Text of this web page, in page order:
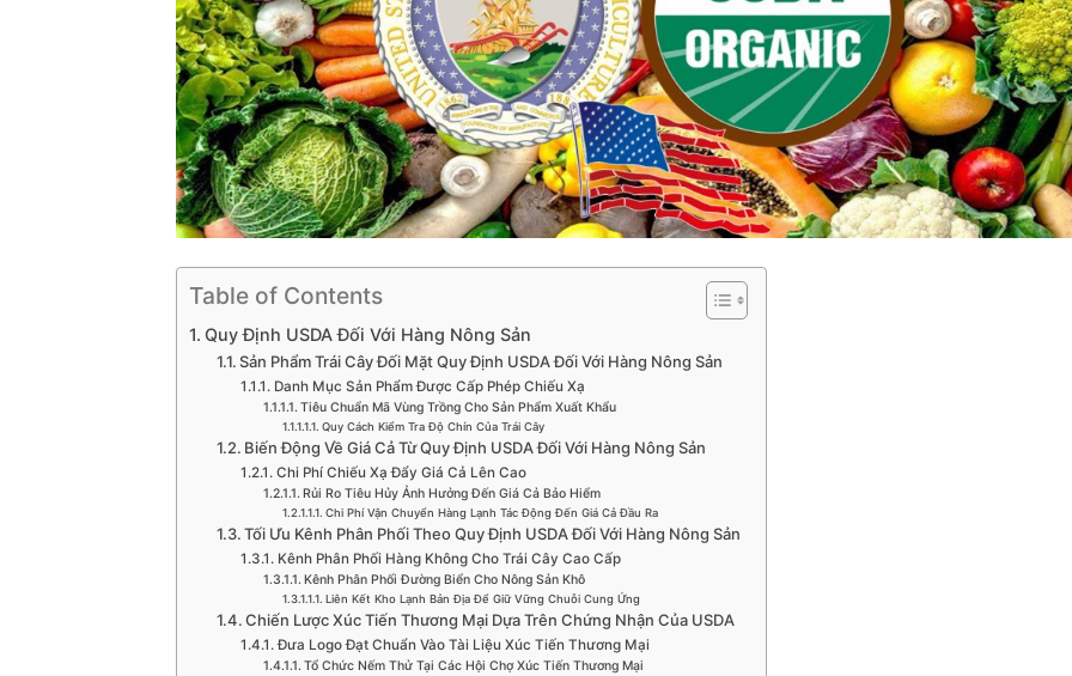
Table of Contents
Quy Định USDA Đối Với Hàng Nông Sản
Sản Phẩm Trái Cây Đối Mặt Quy Định USDA Đối Với Hàng Nông Sản
Danh Mục Sản Phẩm Được Cấp Phép Chiếu Xạ
Tiêu Chuẩn Mã Vùng Trồng Cho Sản Phẩm Xuất Khẩu
Quy Cách Kiểm Tra Độ Chín Của Trái Cây
Biến Động Về Giá Cả Từ Quy Định USDA Đối Với Hàng Nông Sản
Chi Phí Chiếu Xạ Đẩy Giá Cả Lên Cao
Rủi Ro Tiêu Hủy Ảnh Hưởng Đến Giá Cả Bảo Hiểm
Chi Phí Vận Chuyển Hàng Lạnh Tác Động Đến Giá Cả Đầu Ra
Tối Ưu Kênh Phân Phối Theo Quy Định USDA Đối Với Hàng Nông Sản
Kênh Phân Phối Hàng Không Cho Trái Cây Cao Cấp
Kênh Phân Phối Đường Biển Cho Nông Sản Khô
Liên Kết Kho Lạnh Bản Địa Để Giữ Vững Chuỗi Cung Ứng
Chiến Lược Xúc Tiến Thương Mại Dựa Trên Chứng Nhận Của USDA
Đưa Logo Đạt Chuẩn Vào Tài Liệu Xúc Tiến Thương Mại
Tổ Chức Nếm Thử Tại Các Hội Chợ Xúc Tiến Thương Mại